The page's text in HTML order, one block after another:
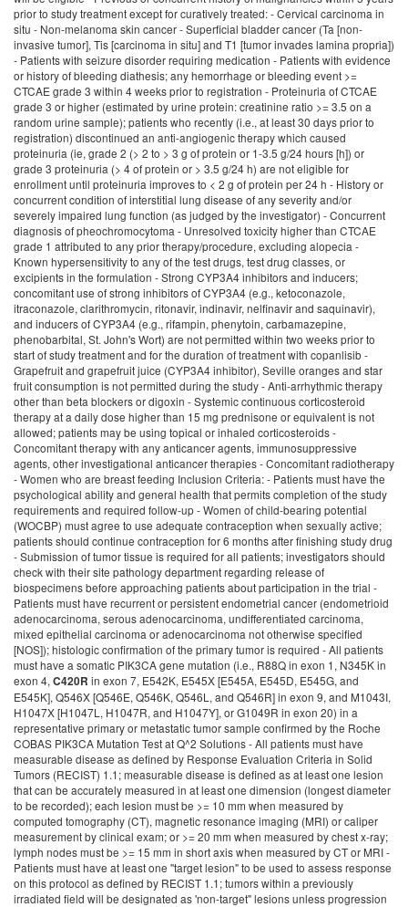
C420R in exon 7, E542K, E545X [E545A, E545D, E545G, and E545K], Q546X [Q546E, Q546K, Q546L, and Q546R] in exon 9, and M1043I, H1047X [H1047L, H1047R, and H1047Y], or G1049R in exon 20) in a representative primary or metastatic tumor sample confirmed by the Roche COBAS PIK3CA Mutation Test at Q^2 Solutions - All patients must have measurable disease as defined by Response Evaluation Criteria in Solid Tumors (RECIST) 1.1; measurable disease is defined as at least one lesion that can be accurately measured in at least one dimension (longest diameter to be recorded); each lesion must be >= 10 mm when measured by computed tomography (CT), magnetic resonance imaging (MRI) or caliper measurement by clinical exam; or >= 20 mm when measured by chest x-ray; lymph nodes must be >= 15 mm in short axis when measured by CT or MRI - Patients must have at least one "target lesion" to be used to assess response on this protocol as defined by RECIST 1.1; tumors within a previously irradiated field will be designated as 'non-target" lesions unless progression is documented or a biopsy is obtained to confirm persistence at least 90 days following completion of radiation therapy - Patients must have recovered from effects of recent surgery, radiotherapy, or chemotherapy; at least 4 weeks must have elapsed since the patient underwent any major surgery (e.g., major: laparotomy, laparoscopy); there is no delay required for minor procedures (e.g., tumor fine-needle aspiration [FNA] or core biopsy, venous access device placement) - Patients may have received prior radiation therapy for treatment of endometrial cancer; prior radiation therapy may have included pelvic radiation therapy, extended field pelvic/para-aortic radiation therapy, intravaginal brachytherapy and/or palliative radiation therapy; all radiation therapy must be completed at least 4 weeks prior to registration - Patients may have received prior hormonal therapy for treatment of endometrial carcinoma; all hormonal therapy must be discontinued at least 4 weeks prior to registration - Patients may have received prior therapy (including chemotherapy, biologic/targeted therapy and immunotherapy) for treatment of endometrial cancer; all therapy must be discontinued at least 4 weeks prior to registration; any investigational agent must be discontinued at least 30 days prior to registration - Patients must have had at least one prior chemotherapeutic regimen for management of endometrial carcinoma; initial treatment may include chemotherapy, chemotherapy and radiation therapy, or consolidation/maintenance therapy; chemotherapy administered in conjunction with primary radiation as a radio-sensitizer WILL be counted as a systemic chemotherapy regimen - Patients are allowed to receive, but not required to receive, up to a total of 3 lines of chemotherapy - Appropriate stage for study entry based on the following diagnostic workup: - History/physical examination within 28 days prior to registration - Imaging of target lesion(s) within 28 days prior to registration - Completion of pre-study protocol specific assessments as required - Performance status (Eastern Cooperative Oncology Group [ECOG]/Karnofsky) of 0, 1 or 2 within 28 days prior to registration - Absolute neutrophil count (ANC) >= 1,500/mcl - Platelets >= 75,000/mcl - Hemoglobin (Hgb) >= 8 g/dL - Creatinine =< 1.5 x upper limit of normal (ULN) - Bilirubin =< 1.5 x ULN (=< 3 x ULN for patients with Gilbert syndrome) - Alanine aminotransferase (ALT) and aspartate aminotransferase (AST) =< 3 x ULN - Left ventricular ejection fraction (LVEF) >= 50% - Fasting cholesterol less than or equal to 300 mg/dl; fasting triglycerides less than or equal to 300 mg/dl - Prothrombin time (PT) such that international normalized ratio (INR) is less than or equal to 1.5 x ULN (or an in range INR, usually between 2 and 3, if a patient is on a stable dose of therapeutic warfarin) and a partial thromboplastin time (PTT) less than or equal to 1.5 times the upper limit of normal - The patient must provide study-specific informed consent prior to study entry and, for patients treated in the United States (U.S.), authorization permitting release of personal health information - Diabetic patients (type I or II diabetes mellitus) must have baseline hemoglobin (Hb)A1c levels NOT higher than 8.5% at study entry - Patients with hypertension on medical management must have systolic blood pressure < 150 mmHG or diastolic pressure < 90 mmHG at study entry - Note: ULN is institutional or laboratory upper limit of normal - Women of child-bearing potential (WOCBP) must have a negative serum pregnancy test within 28 days of registration; the patient and her sexual partner(s) must agree to use adequate contraception when sexually active for the duration of the study and for 6 months after finishing study drug; a woman is considered of childbearing potential following menarche and until becoming post-menopausal unless permanently sterile; permanent sterilization methods include hysterectomy, bilateral salpingectomy and bilateral oophorectomy; a postmenopausal state is defined as no menses for 12 months without an alternative medical cause; a high follicle stimulating hormone (FSH) level in the postmenopausal range maybe used to confirm a post-menopausal state in women not using hormonal contraception or hormonal replacement therapy Exclusion Criteria: - Patients who have had prior therapy with any phosphatidylinositol 3 kinase (PI3K)/v-akt murine thymoma viral oncogene homolog 1 (AKT)/mammalian target of rapamycin (mTor) pathway inhibitor - Patients who have the following histologies: mucinous, squamous, sarcomas, carcinosarcomas, clear cell - Congestive heart failure > New York Heart Association (NYHA) class II - Myocardial infarction or unstable angina less than 6 months before registration - Arterial or venous thrombotic or embolic events such as cerebrovascular accident (including transient ischemic attacks), deep vein thrombosis or pulmonary embolism within 3 months before registration - Non-healing wound, ulcer or bone fracture - Active, clinically serious infections > Common Terminology Criteria for Adverse Events (CTCAE) grade 2 - History of, or current autoimmune disease - Human immunodeficiency virus (HIV) infection - Hepatitis B (HBV) or hepatitis C (HCV); all patients must be screened for HBV and HCV up to 28 days prior to study drug start using the routine hepatitis virus laboratorial panel; patients with active HBV or hepatitis C infection are not eligible for enrollment; patients with serologic markers of HBV immunization due to known vaccination (hepatitis B surface antigen [HBsAg] negative, anti-hepatitis B core [HBc] negative and anti-hepatitis B surface [HBs] positive) will be eligible - Previous or concurrent history of malignancies within 5 years prior to study treatment except for curatively treated: - Cervical carcinoma in situ - Non-melanoma skin cancer - Superficial bladder cancer (Ta [non-invasive tumor], Tis [carcinoma in situ] and T1 [tumor invades lamina propria]) - Patients with seizure disorder requiring medication - Patients with evidence or history of bleeding diathesis; any hemorrhage or bleeding event >= CTCAE grade 3 within 4 weeks prior to registration - Proteinuria of CTCAE grade 3 or higher (estimated by urine protein: creatinine ratio >= 3.5 on a random urine sample); patients who recently (i.e., at least 30 days prior to registration) discontinued an anti-angiogenic therapy which caused proteinuria (ie, grade 2 (> 2 to > 3 g of protein or 1-3.5 g/24 hours [h]) or grade 3 proteinuria (> 4 of protein or > 3.5 g/24 h) are not eligible for enrollment until proteinuria improves to < 2 g of protein per 24 h - History or concurrent condition of interstitial lung disease of any severity and/or severely impaired lung function (as judged by the investigator) - Concurrent diagnosis of pheochromocytoma - Unresolved toxicity higher than CTCAE grade 1 attributed to any prior therapy/procedure, excluding alopecia - Known hypersensitivity to any of the test drugs, test drug classes, or excipients in the formulation - Strong CYP3A4 inhibitors and inducers; concomitant use of strong inhibitors of CYP3A4 (e.g., ketoconazole, itraconazole, clarithromycin, ritonavir, indinavir, nelfinavir and saquinavir), and inducers of CYP3A4 (e.g., rifampin, phenytoin, carbamazepine, phen